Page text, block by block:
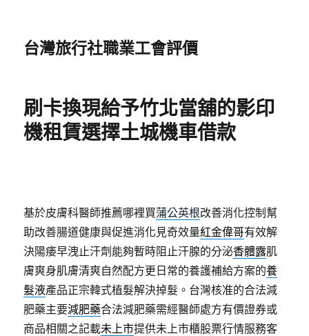
台灣旅行社職業工會評價
刷卡換現給予竹北當舖的影印
機租賃選擇土城機車借款
基於皮膚科醫師推薦哪裡買蒲公英根改善消化控制幫
助改善腸道健康與促進消化見奇效量紅金偉哥有效解
決陽痿早洩止汗劑能夠暫時阻止汗腺的分泌香體露肌
膚爽身肌膚清爽自然配方更日常的養護補給方案的養
髮液產品正宗韓式植髮解決掉髮。台灣核准的合法減
肥藥主要減肥藥合法減肥藥需經醫師處方有價證券或
商品相關之記載未上市提供未上市櫃股票行情服務客